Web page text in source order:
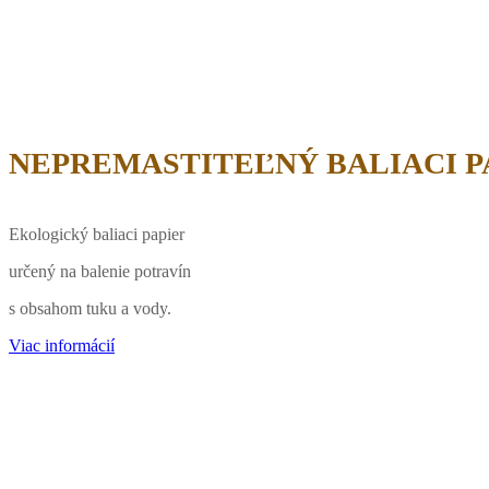
NEPREMASTITEĽNÝ BALIACI
Ekologický baliaci papier
určený na balenie potravín
s obsahom tuku a vody.
Viac informácií